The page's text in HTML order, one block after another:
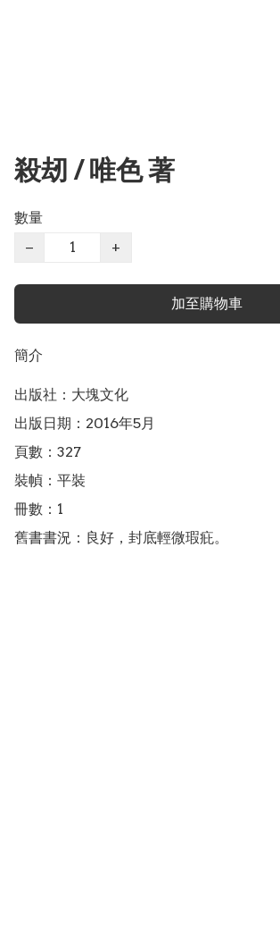
殺刼 / 唯色 著
數量
−
+
加至購物車
簡介
出版社：大塊文化
出版日期：2016年5月
頁數：327
裝幀：平裝
冊數：1
舊書書況：良好，封底輕微瑕疪。